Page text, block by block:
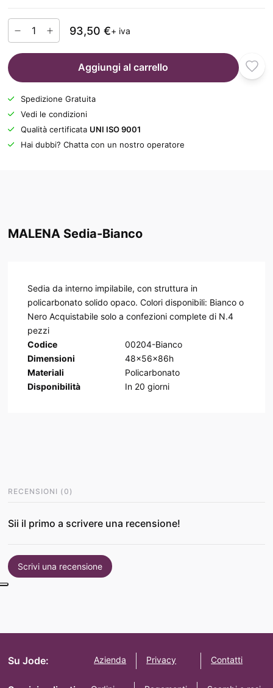
93,50 €+ iva
Aggiungi al carrello
Spedizione Gratuita
Vedi le condizioni
Qualità certificata UNI ISO 9001
Hai dubbi? Chatta con un nostro operatore
MALENA Sedia-Bianco
Sedia da interno impilabile, con struttura in
policarbonato solido opaco. Colori disponibili: Bianco o
Nero Acquistabile solo a confezioni complete di N.4
pezzi
Codice
00204-Bianco
Dimensioni
48x56x86h
Materiali
Policarbonato
Disponibilità
In 20 giorni
RECENSIONI (0 )
Sii il primo a scrivere una recensione!
Scrivi una recensione
Su Jode: Azienda Privacy Contatti